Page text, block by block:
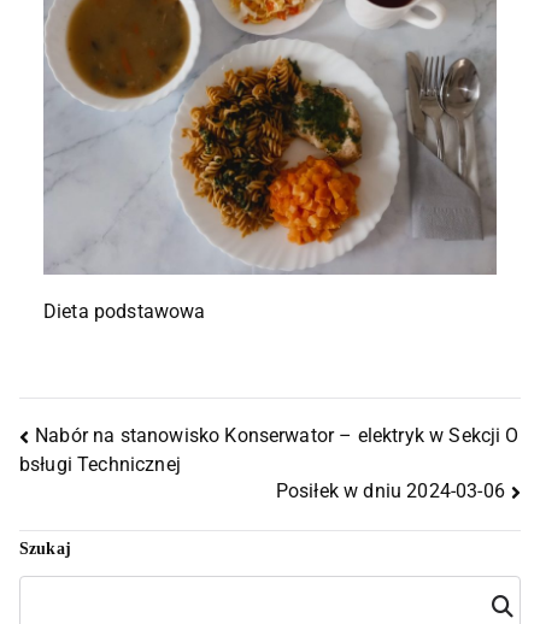
Dieta podstawowa
Nabór na stanowisko Konserwator – elektryk w Sekcji O
bsługi Technicznej
Posiłek w dniu 2024-03-06
Szukaj
Szuka
j